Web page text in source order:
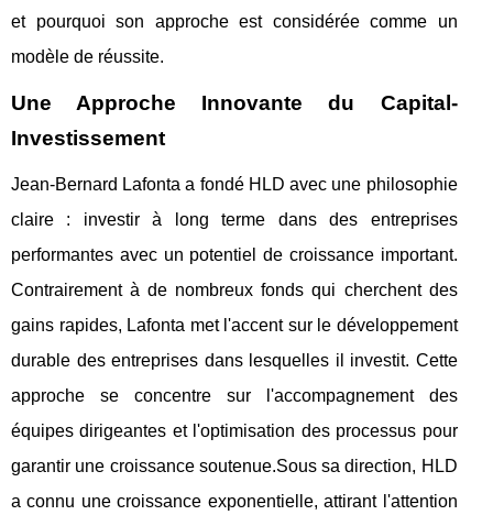
et pourquoi son approche est considérée comme un
modèle de réussite.
Une Approche Innovante du Capital-
Investissement
Jean-Bernard Lafonta a fondé HLD avec une philosophie
claire : investir à long terme dans des entreprises
performantes avec un potentiel de croissance important.
Contrairement à de nombreux fonds qui cherchent des
gains rapides, Lafonta met l'accent sur le développement
durable des entreprises dans lesquelles il investit. Cette
approche se concentre sur l'accompagnement des
équipes dirigeantes et l'optimisation des processus pour
garantir une croissance soutenue.Sous sa direction, HLD
a connu une croissance exponentielle, attirant l'attention